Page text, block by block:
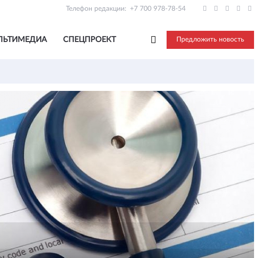
Телефон редакции: +7 700 978-78-54
СПЕЦПРОЕКТ Предложить новость